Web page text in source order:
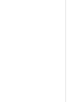
de
em
da